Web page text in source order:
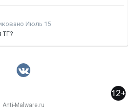
Июль 15
ТГ?
Anti-Malware.ru